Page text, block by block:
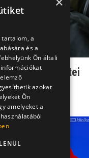
fejfájás tünetei
Eszter
tartalom, a
és a
Ön általi
azokat
Ön
amelyeket a